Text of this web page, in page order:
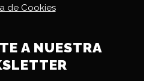
de Cookies
A NUESTRA